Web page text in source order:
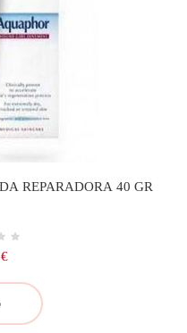
REPARADORA 40 GR